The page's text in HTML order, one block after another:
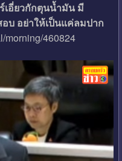
เอี่ยวกักตุนน้ำมัน มี
บ อย่าให้เป็นแค่ลมปาก
morning/460824